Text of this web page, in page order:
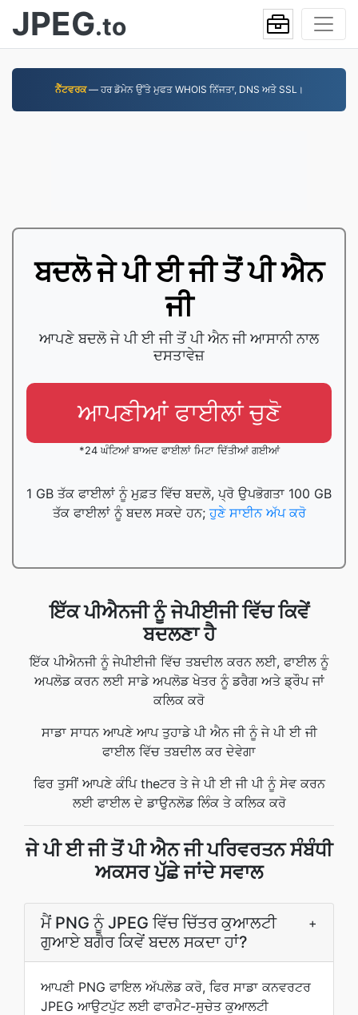
JPEG.to
ਨੈੱਟਵਰਕ— ਹਰ ਡੋਮੇਨ ਉੱਤੇ ਮੁਫਤ WHOIS ਨਿੱਜਤਾ, DNS ਅਤੇ SSL।
ਬਦਲੋ ਜੇ ਪੀ ਈ ਜੀ ਤੋਂ ਪੀ ਐਨ
ਜੀ
ਆਪਣੇ ਬਦਲੋ ਜੇ ਪੀ ਈ ਜੀ ਤੋਂ ਪੀ ਐਨ ਜੀ ਆਸਾਨੀ ਨਾਲ
ਦਸਤਾਵੇਜ਼
ਆਪਣੀਆਂ ਫਾਈਲਾਂ ਚੁਣੋ
*24 ਘੰਟਿਆਂ ਬਾਅਦ ਫਾਈਲਾਂ ਮਿਟਾ ਦਿੱਤੀਆਂ ਗਈਆਂ
1 GB ਤੱਕ ਫਾਈਲਾਂ ਨੂੰ ਮੁਫ਼ਤ ਵਿੱਚ ਬਦਲੋ, ਪ੍ਰੋ ਉਪਭੋਗਤਾ 100 GB
ਤੱਕ ਫਾਈਲਾਂ ਨੂੰ ਬਦਲ ਸਕਦੇ ਹਨ;ਹੁਣੇ ਸਾਈਨ ਅੱਪ ਕਰੋ
ਇੱਕ ਪੀਐਨਜੀ ਨੂੰ ਜੇਪੀਈਜੀ ਵਿੱਚ ਕਿਵੇਂ
ਬਦਲਣਾ ਹੈ
ਇੱਕ ਪੀਐਨਜੀ ਨੂੰ ਜੇਪੀਈਜੀ ਵਿੱਚ ਤਬਦੀਲ ਕਰਨ ਲਈ, ਫਾਈਲ ਨੂੰ
ਅਪਲੋਡ ਕਰਨ ਲਈ ਸਾਡੇ ਅਪਲੋਡ ਖੇਤਰ ਨੂੰ ਡਰੈਗ ਅਤੇ ਡ੍ਰੌਪ ਜਾਂ
ਕਲਿਕ ਕਰੋ
ਸਾਡਾ ਸਾਧਨ ਆਪਣੇ ਆਪ ਤੁਹਾਡੇ ਪੀ ਐਨ ਜੀ ਨੂੰ ਜੇ ਪੀ ਈ ਜੀ
ਫਾਈਲ ਵਿੱਚ ਤਬਦੀਲ ਕਰ ਦੇਵੇਗਾ
ਫਿਰ ਤੁਸੀਂ ਆਪਣੇ ਕੰਪਿ theਟਰ ਤੇ ਜੇ ਪੀ ਈ ਜੀ ਪੀ ਨੂੰ ਸੇਵ ਕਰਨ
ਲਈ ਫਾਈਲ ਦੇ ਡਾਉਨਲੋਡ ਲਿੰਕ ਤੇ ਕਲਿਕ ਕਰੋ
ਜੇ ਪੀ ਈ ਜੀ ਤੋਂ ਪੀ ਐਨ ਜੀ ਪਰਿਵਰਤਨ ਸੰਬੰਧੀ
ਅਕਸਰ ਪੁੱਛੇ ਜਾਂਦੇ ਸਵਾਲ
ਮੈਂ PNG ਨੂੰ JPEG ਵਿੱਚ ਚਿੱਤਰ ਕੁਆਲਟੀ
ਗੁਆਏ ਬਗੈਰ ਕਿਵੇਂ ਬਦਲ ਸਕਦਾ ਹਾਂ?
+
ਆਪਣੀ PNG ਫਾਇਲ ਅੱਪਲੋਡ ਕਰੋ, ਫਿਰ ਸਾਡਾ ਕਨਵਰਟਰ
JPEG ਆਉਟਪੁੱਟ ਲਈ ਫਾਰਮੈਟ-ਸੁਚੇਤ ਕੁਆਲਟੀ